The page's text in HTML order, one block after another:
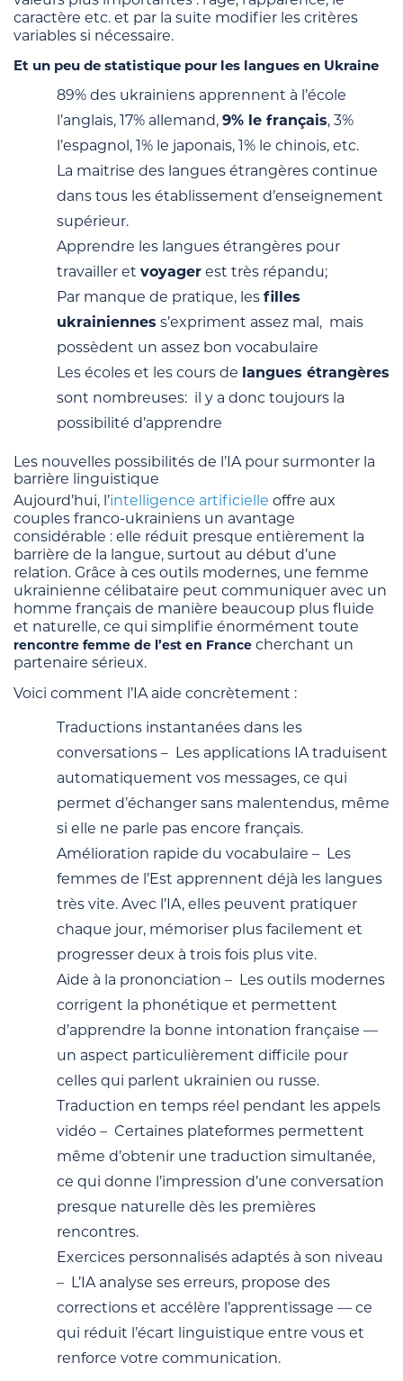
caractère etc. et par la suite modifier les critères
variables si nécessaire.
Et un peu de statistique pour les langues en Ukraine
89% des ukrainiens apprennent à l’école
l’anglais, 17% allemand, 9% le français, 3%
l’espagnol, 1% le japonais, 1% le chinois, etc.
La maitrise des langues étrangères continue
dans tous les établissement d’enseignement
supérieur.
Apprendre les langues étrangères pour
travailler et voyager est très répandu;
Par manque de pratique, les filles
ukrainiennes s’expriment assez mal, mais
possèdent un assez bon vocabulaire
Les écoles et les cours de langues étrangères
sont nombreuses: il y a donc toujours la
possibilité d’apprendre
Les nouvelles possibilités de l’IA pour surmonter la
barrière linguistique
Aujourd’hui, l’intelligence artificielle offre aux
couples franco-ukrainiens un avantage
considérable : elle réduit presque entièrement la
barrière de la langue, surtout au début d’une
relation. Grâce à ces outils modernes, une femme
ukrainienne célibataire peut communiquer avec un
homme français de manière beaucoup plus fluide
et naturelle, ce qui simplifie énormément toute
rencontre femme de l’est en France cherchant un
partenaire sérieux.
Voici comment l’IA aide concrètement :
Traductions instantanées dans les
conversations – Les applications IA traduisent
automatiquement vos messages, ce qui
permet d’échanger sans malentendus, même
si elle ne parle pas encore français.
Amélioration rapide du vocabulaire – Les
femmes de l’Est apprennent déjà les langues
très vite. Avec l’IA, elles peuvent pratiquer
chaque jour, mémoriser plus facilement et
progresser deux à trois fois plus vite.
Aide à la prononciation – Les outils modernes
corrigent la phonétique et permettent
d’apprendre la bonne intonation française —
un aspect particulièrement difficile pour
celles qui parlent ukrainien ou russe.
Traduction en temps réel pendant les appels
vidéo – Certaines plateformes permettent
même d’obtenir une traduction simultanée,
ce qui donne l’impression d’une conversation
presque naturelle dès les premières
rencontres.
Exercices personnalisés adaptés à son niveau
– L’IA analyse ses erreurs, propose des
corrections et accélère l’apprentissage — ce
qui réduit l’écart linguistique entre vous et
renforce votre communication.